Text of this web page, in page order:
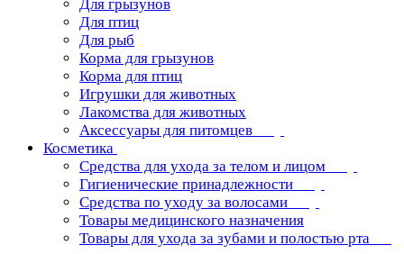
Для грызунов
Для птиц
Для рыб
Корма для грызунов
Корма для птиц
Игрушки для животных
Лакомства для животных
Аксессуары для питомцев
Косметика
Средства для ухода за телом и лицом
Гигиенические принадлежности
Средства по уходу за волосами
Товары медицинского назначения
Товары для ухода за зубами и полостью рта